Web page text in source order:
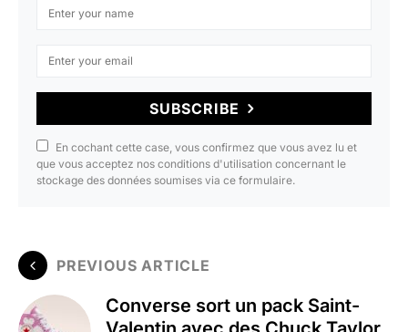
SUBSCRIBE
En cochant cette case, vous confirmez que vous avez lu et
que vous acceptez nos conditions d'utilisation concernant le
stockage des données soumises via ce formulaire.
PREVIOUS ARTICLE
Converse sort un pack Saint-